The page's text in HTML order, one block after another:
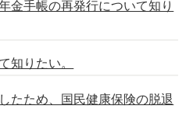
金手帳の再発行について知り
知りたい。
たため、国民健康保険の脱退